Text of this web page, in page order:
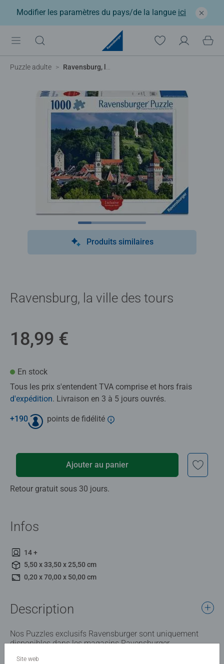
Modifier les paramètres du pays/de la langue ici
Puzzle adulte Ravensburg, la ville des tours
Produits similaires
Ravensburg, la ville des tours
18,99 €
En stock
Tous les prix s'entendent TVA comprise et hors frais
d'expédition. Livraison en 3 à 5 jours ouvrés.
+190 points de fidélité
Ajouter au panier
Retour gratuit sous 30 jours.
Infos
14 +
5,50 x 33,50 x 25,50 cm
0,20 x 70,00 x 50,00 cm
Description
Nos Puzzles exclusifs Ravensburger sont uniquement
disponibles dans les magasins Ravensburger.
Site web